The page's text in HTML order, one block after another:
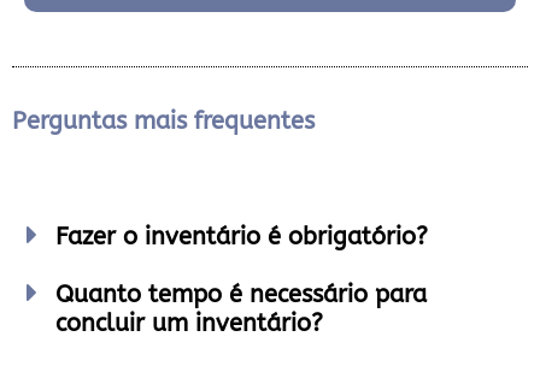
Perguntas mais frequentes
Fazer o inventário é obrigatório?
Quanto tempo é necessário para
concluir um inventário?